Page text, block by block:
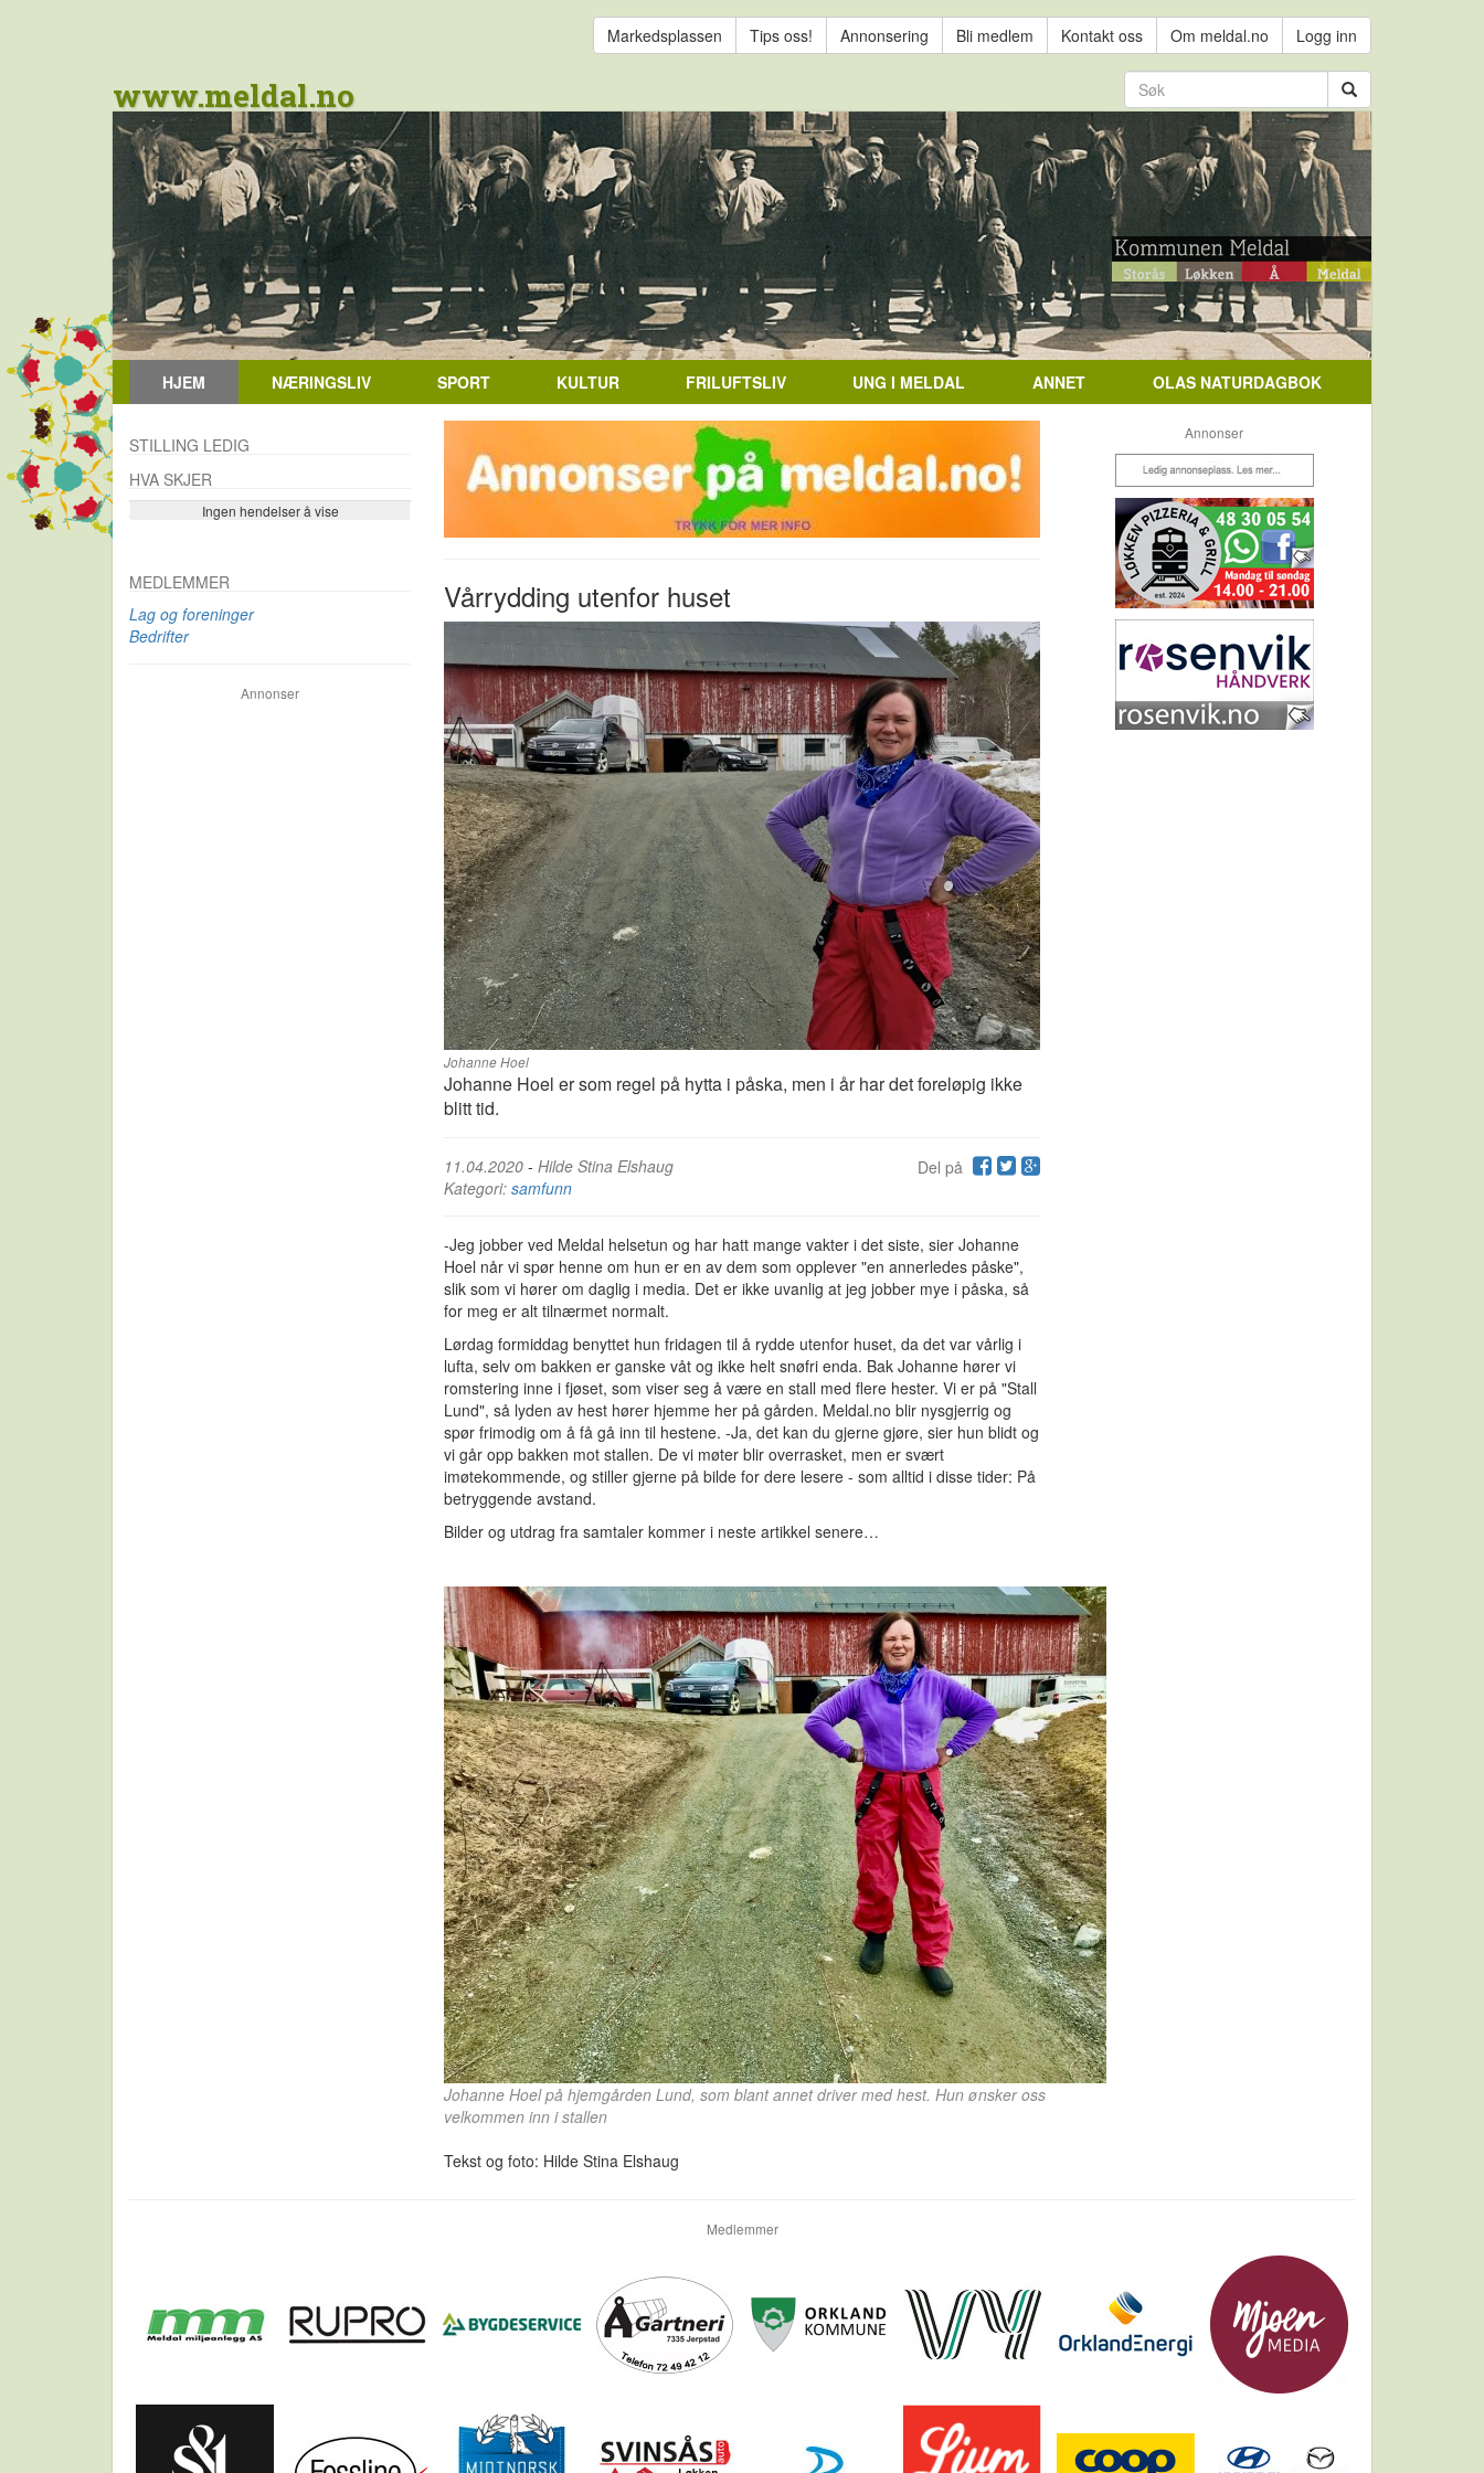
Markedsplassen Tips oss! Annonsering Bli medlem Kontakt oss Om meldal.no Logg inn
www.meldal.no
HJEM NÆRINGSLIV SPORT KULTUR FRILUFTSLIV UNG I MELDAL ANNET OLAS NATURDAGBOK
Vårrydding utenfor huset
Johanne Hoel
Johanne Hoel er som regel på hytta i påska, men i år har det foreløpig ikke
blitt tid.
Del på
11.04.2020 - Hilde Stina Elshaug
Kategori: samfunn
-Jeg jobber ved Meldal helsetun og har hatt mange vakter i det siste, sier Johanne
Hoel når vi spør henne om hun er en av dem som opplever "en annerledes påske",
slik som vi hører om daglig i media. Det er ikke uvanlig at jeg jobber mye i påska, så
for meg er alt tilnærmet normalt.
Lørdag formiddag benyttet hun fridagen til å rydde utenfor huset, da det var vårlig i
lufta, selv om bakken er ganske våt og ikke helt snøfri enda. Bak Johanne hører vi
romstering inne i fjøset, som viser seg å være en stall med flere hester. Vi er på "Stall
Lund", så lyden av hest hører hjemme her på gården. Meldal.no blir nysgjerrig og
spør frimodig om å få gå inn til hestene. -Ja, det kan du gjerne gjøre, sier hun blidt og
vi går opp bakken mot stallen. De vi møter blir overrasket, men er svært
imøtekommende, og stiller gjerne på bilde for dere lesere - som alltid i disse tider: På
betryggende avstand.
Bilder og utdrag fra samtaler kommer i neste artikkel senere…
Johanne Hoel på hjemgården Lund, som blant annet driver med hest. Hun ønsker oss
velkommen inn i stallen
Tekst og foto: Hilde Stina Elshaug
STILLING LEDIG
HVA SKJER
Ingen hendelser å vise
Se flere…
MEDLEMMER
Lag og foreninger
Bedrifter
Annonser
Annonser
Medlemmer